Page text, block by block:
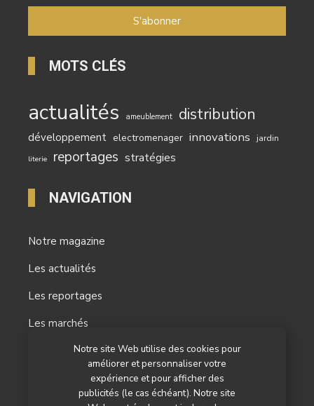
Notre site Web utilise des cookies pour
améliorer et personnaliser votre
expérience et pour afficher des
publicités (le cas échéant). Notre site
MOTS CLÉS
actualités ameublement distribution
développement electromenager innovations jardin
literie reportages stratégies
NAVIGATION
Notre magazine
Les actualités
Les reportages
Les marchés